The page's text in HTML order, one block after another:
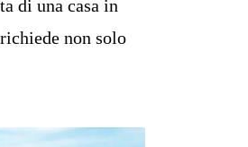
di una casa in
non solo